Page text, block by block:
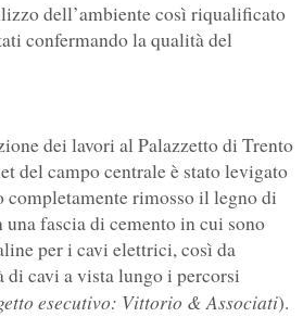
dell’ambiente così riqualificato
confermando la qualità del
dei lavori al Palazzetto di Trento
del campo centrale è stato levigato
completamente rimosso il legno di
fascia di cemento in cui sono
per i cavi elettrici, così da
cavi a vista lungo i percorsi
esecutivo: Vittorio & Associati).